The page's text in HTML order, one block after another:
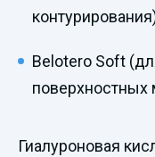
Belotero Soft
Гиалуроновая